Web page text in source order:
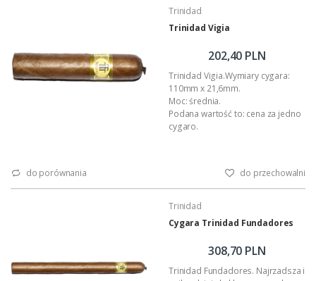
Trinidad
Trinidad Vigia
202,40 PLN
Trinidad Vigia.Wymiary cygara:
110mm x 21,6mm.
Moc: średnia.
Podana wartość to: cena za jedno
cygaro.
do porównania do przechowalni
Trinidad
Cygara Trinidad Fundadores
308,70 PLN
Trinidad Fundadores. Najrzadsza i